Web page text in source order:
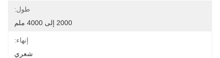
طول:
2000 إلى 4000 ملم
إنهاء:
شعري